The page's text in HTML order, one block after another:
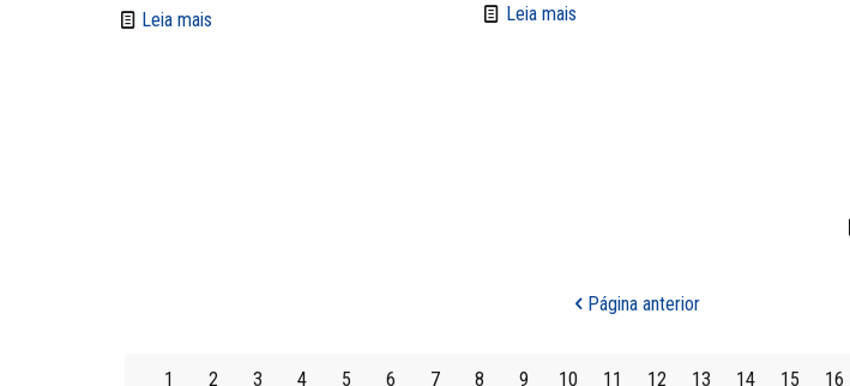
Leia mais
Leia mais
Página anterior
1 2 3 4 5 6 7 8 9 10 11 12 13 14 15 16